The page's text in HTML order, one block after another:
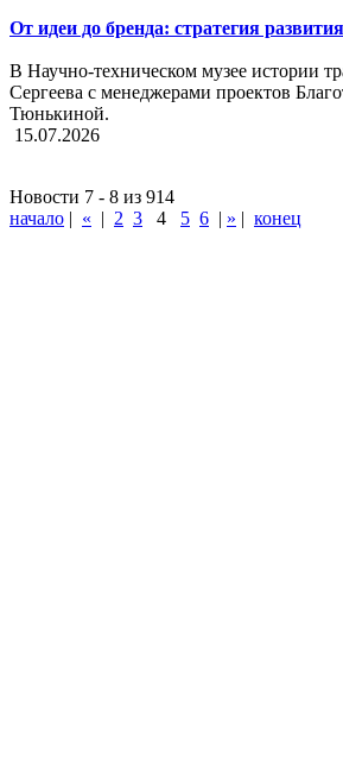
От идеи до бренда: стратегия
В Научно-техническом музее истории
Сергеева с менеджерами проектов
Тюнькиной.
15.07.2026
Новости 7 - 8 из 914
начало | « | 2 3 4 5 6 | » | конец